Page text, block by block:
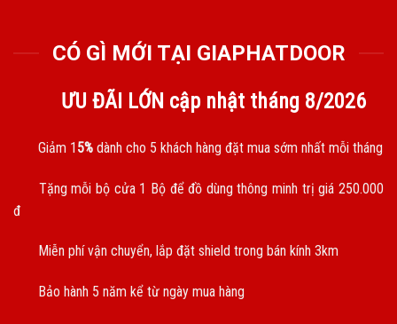
CÓ GÌ MỚI TẠI GIAPHATDOOR
ƯU ĐÃI LỚN cập nhật tháng 8/2026
Giảm 15% dành cho 5 khách hàng đặt mua sớm nhất mỗi tháng
Tặng mỗi bộ cửa 1 Bộ để đồ dùng thông minh trị giá 250.000
đ
Miễn phí vận chuyển, lắp đặt shield trong bán kính 3km
Bảo hành 5 năm kể từ ngày mua hàng